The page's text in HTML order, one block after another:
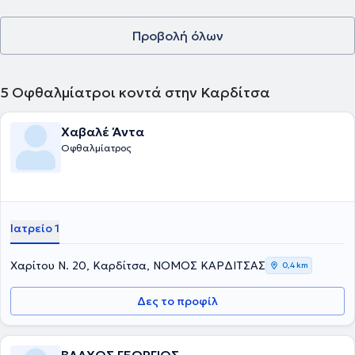
Προβολή όλων
5 Οφθαλμίατροι κοντά στην Καρδίτσα
Χαβαλέ Άντα
Οφθαλμίατρος
Ιατρείο 1
Χαρίτου Ν. 20, Καρδίτσα, ΝΟΜΟΣ ΚΑΡΔΙΤΣΑΣ 0,4 km
Δες το προφίλ